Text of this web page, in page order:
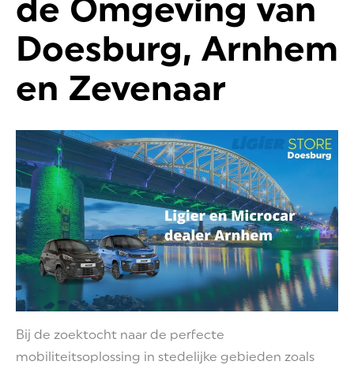
de Omgeving van
Doesburg, Arnhem
en Zevenaar
Bij de zoektocht naar de perfecte
mobiliteitsoplossing in stedelijke gebieden zoals